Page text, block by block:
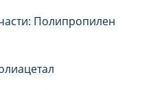
Полипропилен